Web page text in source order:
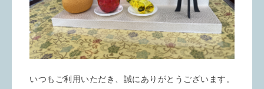
いつもご利用いただき、誠にありがとうございます。